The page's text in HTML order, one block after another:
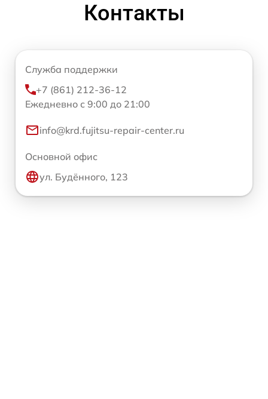
Контакты
Служба поддержки
+7 (861) 212-36-12
Ежедневно с 9:00 до 21:00
info@krd.fujitsu-repair-center.ru
Основной офис
ул. Будённого, 123